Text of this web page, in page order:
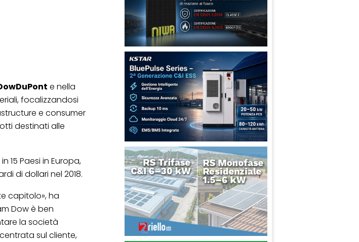
e nella
focalizzandosi
e consumer
destinati alle
15 Paesi in Europa,
di dollari nel 2018.
capitolo», ha
Dow è ben
la società
sul cliente,